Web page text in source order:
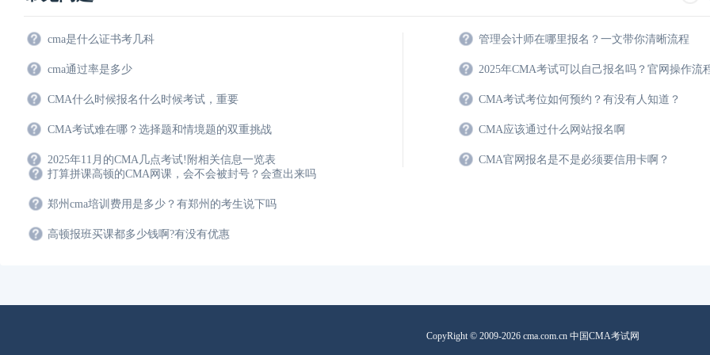
cma是什么证书考几科
cma通过率是多少
CMA什么时候报名什么时候考试，重要
CMA考试难在哪？选择题和情境题的双重挑战
2025年11月的CMA几点考试!附相关信息一览表
管理会计师在哪里报名？一文带你清晰流程
2025年CMA考试可以自己报名吗？官网操作流
CMA考试考位如何预约？有没有人知道？
CMA应该通过什么网站报名啊
CMA官网报名是不是必须要信用卡啊？
打算拼课高顿的CMA网课，会不会被封号？会查出来吗
郑州cma培训费用是多少？有郑州的考生说下吗
高顿报班买课都多少钱啊?有没有优惠
CopyRight © 2009-2026 cma.com.cn 中国CMA考试网